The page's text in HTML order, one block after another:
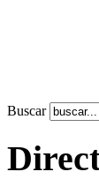
Buscar